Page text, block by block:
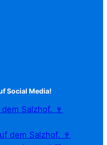
Social Media!
Salzhof. 🍷